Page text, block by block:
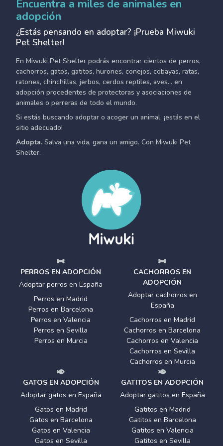
Encuentra a miles de animales en
adopción
¿Estás pensando en adoptar? ¡Prueba Miwuki
Pet Shelter!
En Miwuki Pet Shelter podrás encontrar cientos de perros,
cachorros, gatos, gatitos, hurones, conejos, cobayas, ratas,
ratones, chinchillas, jerbos, cerdos reptiles, aves... en
adopción procedentes de protectoras y asociaciones de
animales o perreras de todo el mundo.
Si estás buscando adoptar o acoger un animal, ¡estás en el
sitio adecuado!
Adopta. Salva una vida, gana un amigo. Con Miwuki Pet
Shelter.
PERROS EN ADOPCIÓN
Adoptar perros en España
Perros en Madrid
Perros en Barcelona
Perros en Valencia
Perros en Sevilla
Perros en Murcia
CACHORROS EN
ADOPCIÓN
Adoptar cachorros en
España
Cachorros en Madrid
Cachorros en Barcelona
Cachorros en Valencia
Cachorros en Sevilla
Cachorros en Murcia
GATOS EN ADOPCIÓN
Adoptar gatos en España
Gatos en Madrid
Gatos en Barcelona
Gatos en Valencia
Gatos en Sevilla
GATITOS EN ADOPCIÓN
Adoptar gatitos en España
Gatitos en Madrid
Gatitos en Barcelona
Gatitos en Valencia
Gatitos en Sevilla